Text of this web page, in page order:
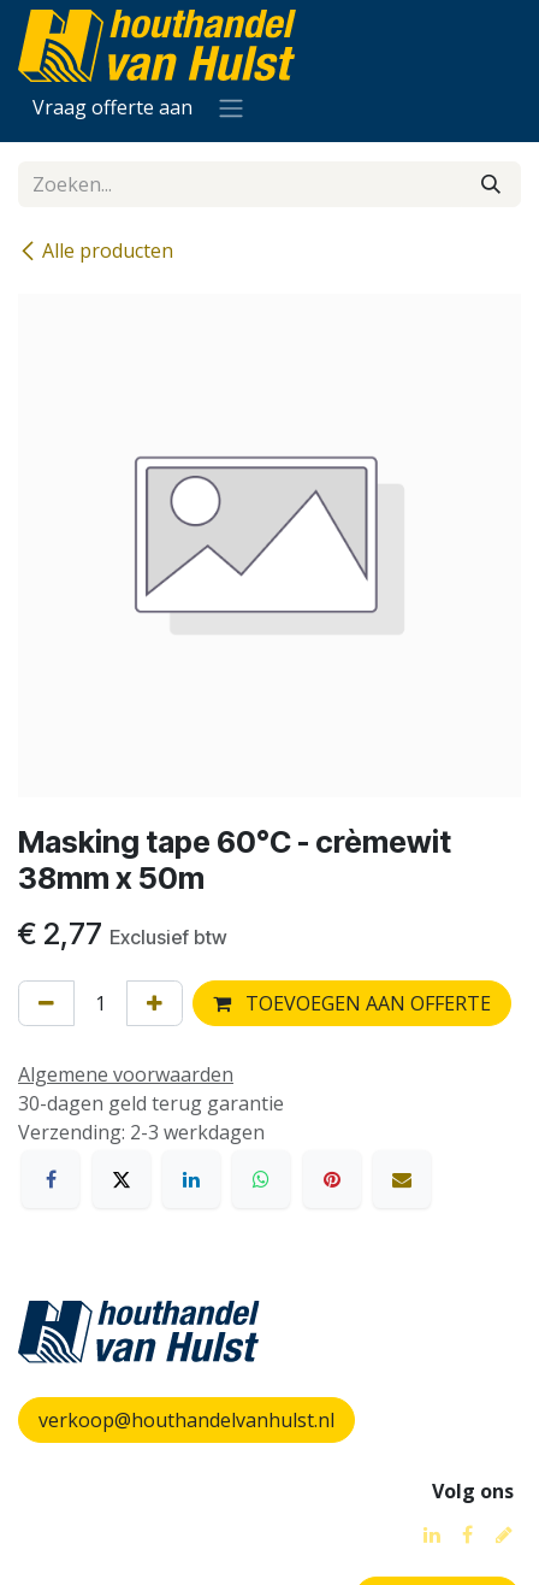
Overslaan naar inhoud
Vraag offerte aan
Alle producten
Masking tape 60°C - crèmewit
38mm x 50m
€ 2,77 Exclusief btw
TOEVOEGEN AAN OFFERTE
Algemene voorwaarden
30-dagen geld terug garantie
Verzending: 2-3 werkdagen
verkoop@houthandelvanhulst.nl
Volg ons